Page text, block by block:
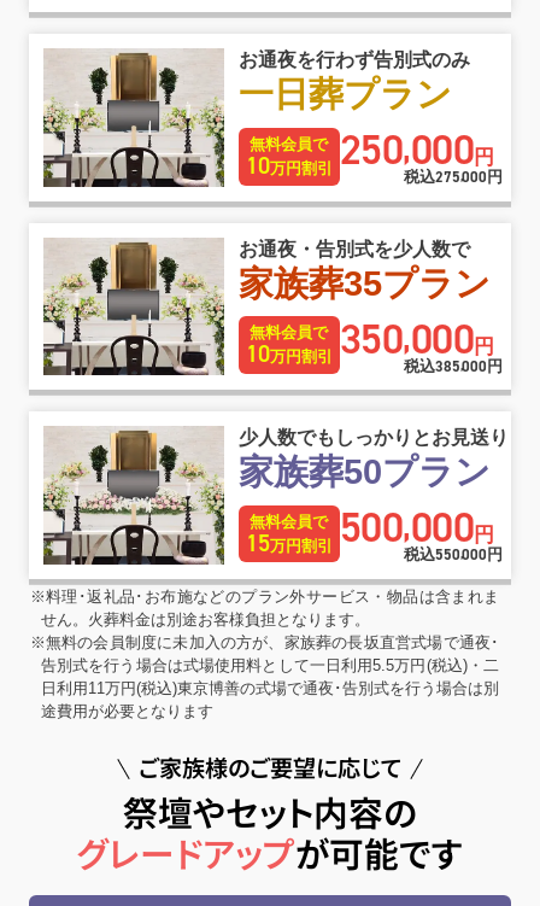
お通夜を行わず告別式のみ
一日葬プラン
無料会員で
10万円割引 250,000円
税込275,000 円
お通夜・告別式を少人数で
家族葬35プラン
無料会員で
10万円割引 350,000円
税込385,000円
少人数でもしっかりとお見送り
家族葬50プラン
無料会員で
15万円割引 500,000円
税込550,000 円
※料理･返礼品･お布施などのプラン外サービス・物品は含まれま
せん。火葬料金は別途お客様負担となります。
※無料の会員制度に未加入の方が、家族葬の長坂直営式場で通夜･
告別式を行う場合は式場使用料として一日利用5.5万円(税込)・二
日利用11万円(税込)東京博善の式場で通夜･告別式を行う場合は別
途費用が必要となります
ご家族様のご要望に応じて
祭壇やセット内容の
グレードアップが可能です